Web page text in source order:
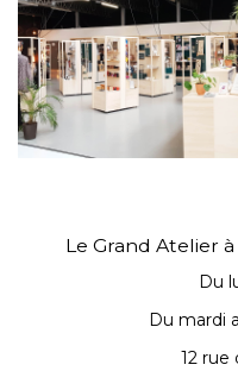
Le Grand Atelier
Du
Du mardi
12 rue